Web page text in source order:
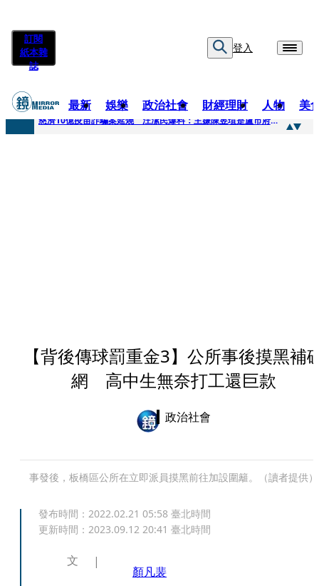
訂閱
紙本雜
誌
登入
最新 娛樂 政治社會 財經理財 人物 美
快訊
慈濟10億疫苗詐騙案延燒 汪潔民爆料：主嫌陳昱瑄是盧市府法律顧問
【背後傳球罰重金3】公所事後摸黑補
網 高中生無奈打工還巨款
政治社會
事發後，板橋區公所在立即派員摸黑前往加設圍籬。（讀者提供）
發布時間： 2022.02.21 05:58 臺北時間
更新時間： 2023.09.12 20:41 臺北時間
文
顏凡裴